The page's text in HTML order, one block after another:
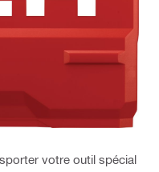
votre outil spécial